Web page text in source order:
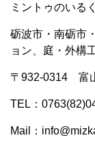
ミントゥのいる
砺波市・南砺市
ョン、庭・外構
〒932-0314 富
TEL：
Mail：